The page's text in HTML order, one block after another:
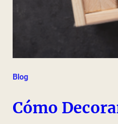
Blog
Cómo